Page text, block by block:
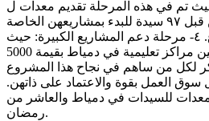
تم في هذه المرحلة تقديم معدات ل
٩٣ مشروع تم تقديمهم من قبل ٩٧ سيدة للبدء بمشاريعهن الخاصة
بقيمة 500يورو لكل مشروع. ٤- مرحلة دعم المشاريع الكبيرة: حيث
تم تقديم معدات لمشروعين مراكز تعليمية في دمياط بقيمة 5000
لكل من ساهم في نجاح هذا المشروع
العمل بقوة والاعتماد على ذاتهن.
للسيدات في دمياط والعاشر من
رمضان.